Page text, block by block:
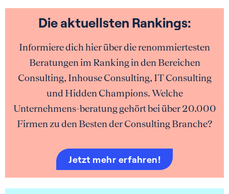
Die aktuellsten Rankings:
Informiere dich hier über die renommiertesten
Beratungen im Ranking in den Bereichen
Consulting, Inhouse Consulting, IT Consulting
und Hidden Champions. Welche
Unternehmens-beratung gehört bei über 20.000
Firmen zu den Besten der Consulting Branche?
Jetzt mehr erfahren!